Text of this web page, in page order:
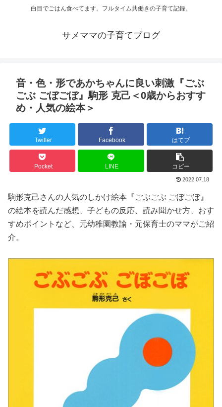
白目でごはん食べてます。フルタイム共働きの子育て記録。
サメママの子育てブログ
音・色・形であかちゃんに良い刺激『ごぶ
ごぶ ごぼごぼ』駒形 克己＜0歳からおすす
め・人気の絵本＞
Twitter Facebook はてブ
Pocket LINE コピー
2022.07.18
駒形克己さんの人気のしかけ絵本『ごぶごぶ ごぼごぼ』
の絵本を読んだ感想、子どもの反応、読み聞かせ方、おす
すめポイントなど、元幼稚園教諭・元保育士のママがご紹
介。